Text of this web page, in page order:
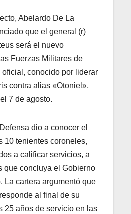
Abelardo De La
que el general (r)
será el nuevo
Fuerzas Militares de
conocido por liderar
contra alias «Otoniel»,
7 de agosto.
dio a conocer el
10 tenientes coroneles,
a calificar servicios, a
que concluya el Gobierno
La cartera argumentó que
al final de su
25 años de servicio en las